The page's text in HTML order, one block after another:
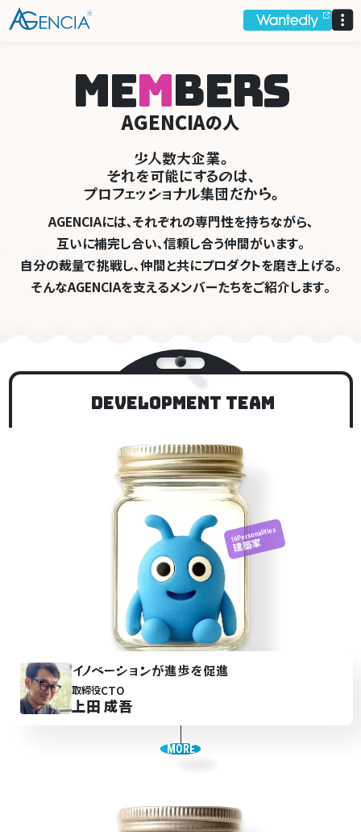
AGENCIAの人
MEMBERS
少人数大企業｡
それを可能にするのは､
プロフェッショナル集団だから｡
AGENCIAには､それぞれの専門性を持ちながら､
互いに補完し合い､信頼し合う仲間がいます｡
自分の裁量で挑戦し､仲間と共にプロダクトを磨き上げる｡
そんなAGENCIAを支えるメンバーたちをご紹介します｡
Development TEAM
16Personalities
建築家
イノベーションが進歩を促進
取締役CTO
上田 成吾
MORE